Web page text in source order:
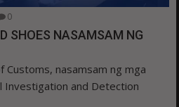
0
SHOES NASAMSAM NG
Customs, nasamsam ng mga
Investigation and Detection